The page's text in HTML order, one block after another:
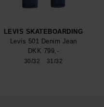
LEVIS SKATEBOARDING
Levis 501 Denim Jean
DKK 799,-
30/32 31/32